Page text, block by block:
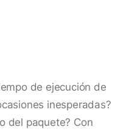
de ejecución de
inesperadas?
del paquete? Con